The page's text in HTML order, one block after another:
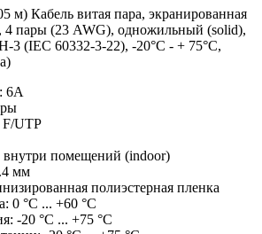
м) Кабель витая пара, экранированная
4 пары (23 AWG), одножильный (solid),
3 (IEC 60332-3-22), -20°C - + 75°C,
6A
F/UTP
внутри помещений (indoor)
мм
полиэстерная пленка
0 °С ... +60 °С
-20 °C ... +75 °C